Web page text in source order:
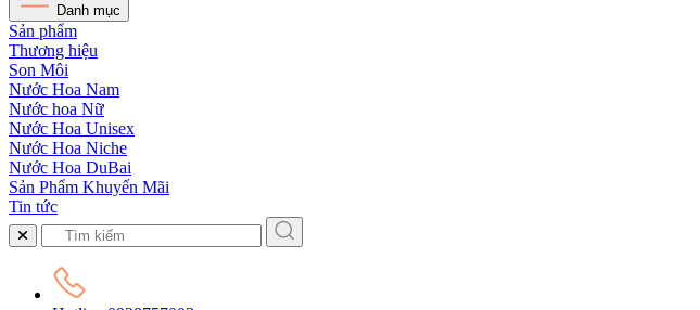
Danh mục
Sản phẩm
Thương hiệu
Son Môi
Nước Hoa Nam
Nước hoa Nữ
Nước Hoa Unisex
Nước Hoa Niche
Nước Hoa DuBai
Sản Phẩm Khuyến Mãi
Tin tức